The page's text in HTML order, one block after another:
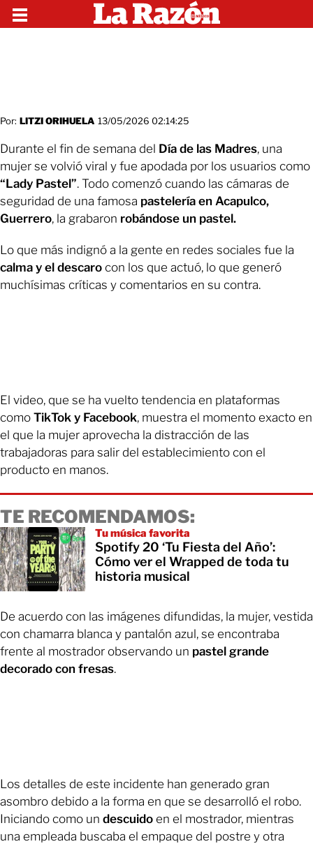
Por: LITZI ORIHUELA 13/05/2026 02:14:25
Durante el fin de semana del Día de las Madres, una
mujer se volvió viral y fue apodada por los usuarios como
“Lady Pastel”. Todo comenzó cuando las cámaras de
seguridad de una famosa pastelería en Acapulco,
Guerrero, la grabaron robándose un pastel.
Lo que más indignó a la gente en redes sociales fue la
calma y el descaro con los que actuó, lo que generó
muchísimas críticas y comentarios en su contra.
El video, que se ha vuelto tendencia en plataformas
como TikTok y Facebook, muestra el momento exacto en
el que la mujer aprovecha la distracción de las
trabajadoras para salir del establecimiento con el
producto en manos.
TE RECOMENDAMOS:
Tu música favorita
Spotify 20 ‘Tu Fiesta del Año’:
Cómo ver el Wrapped de toda tu
historia musical
De acuerdo con las imágenes difundidas, la mujer, vestida
con chamarra blanca y pantalón azul, se encontraba
frente al mostrador observando un pastel grande
decorado con fresas.
Los detalles de este incidente han generado gran
asombro debido a la forma en que se desarrolló el robo.
Iniciando como un descuido en el mostrador, mientras
una empleada buscaba el empaque del postre y otra